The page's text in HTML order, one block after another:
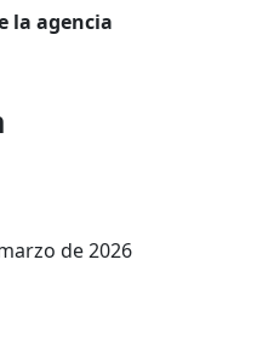
la agencia
de 2026